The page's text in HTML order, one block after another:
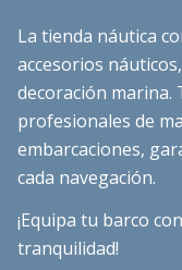
La tienda náutica
accesorios
decoración marina.
profesionales de
embarcaciones,
cada navegación.
¡Equipa tu barco
tranquilidad!